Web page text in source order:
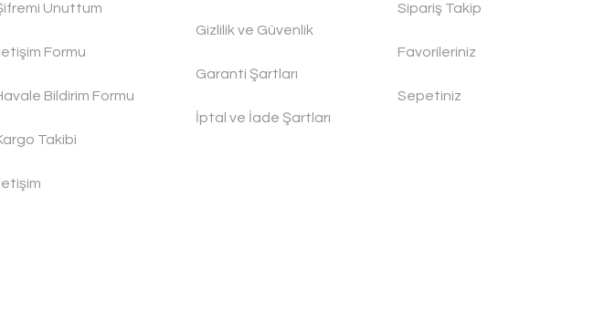
Unuttum
Formu
Bildirim Formu
Takibi
Gizlilik ve Güvenlik
Garanti Şartları
İptal ve İade Şartları
Sipariş Takip
Favorileriniz
Sepetiniz